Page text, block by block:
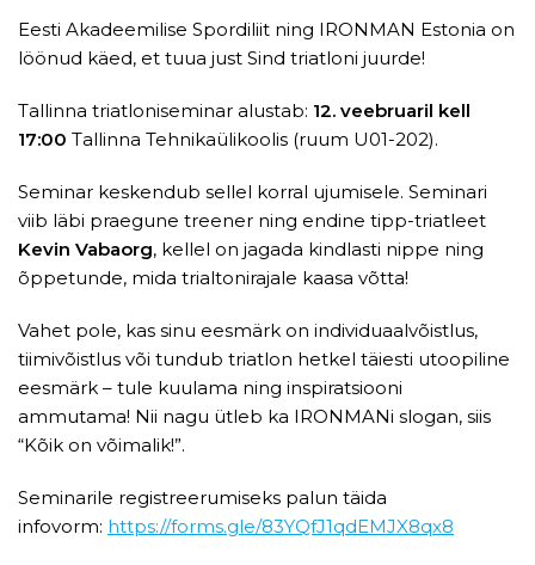
Eesti Akadeemilise Spordiliit ning IRONMAN Estonia on
löönud käed, et tuua just Sind triatloni juurde!
Tallinna triatloniseminar alustab: 12. veebruaril kell
17:00 Tallinna Tehnikaülikoolis (ruum U01-202).
Seminar keskendub sellel korral ujumisele. Seminari
viib läbi praegune treener ning endine tipp-triatleet
Kevin Vabaorg, kellel on jagada kindlasti nippe ning
õppetunde, mida trialtonirajale kaasa võtta!
Vahet pole, kas sinu eesmärk on individuaalvõistlus,
tiimivõistlus või tundub triatlon hetkel täiesti utoopiline
eesmärk – tule kuulama ning inspiratsiooni
ammutama! Nii nagu ütleb ka IRONMANi slogan, siis
“Kõik on võimalik!”.
Seminarile registreerumiseks palun täida
infovorm: https://forms.gle/83YQfJ1qdEMJX8qx8